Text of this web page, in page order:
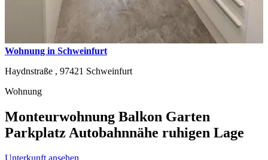
Wohnung in Schweinfurt
Haydnstraße , 97421 Schweinfurt
Wohnung
Monteurwohnung Balkon Garten
Parkplatz Autobahnnähe ruhigen Lage
Unterkunft ansehen